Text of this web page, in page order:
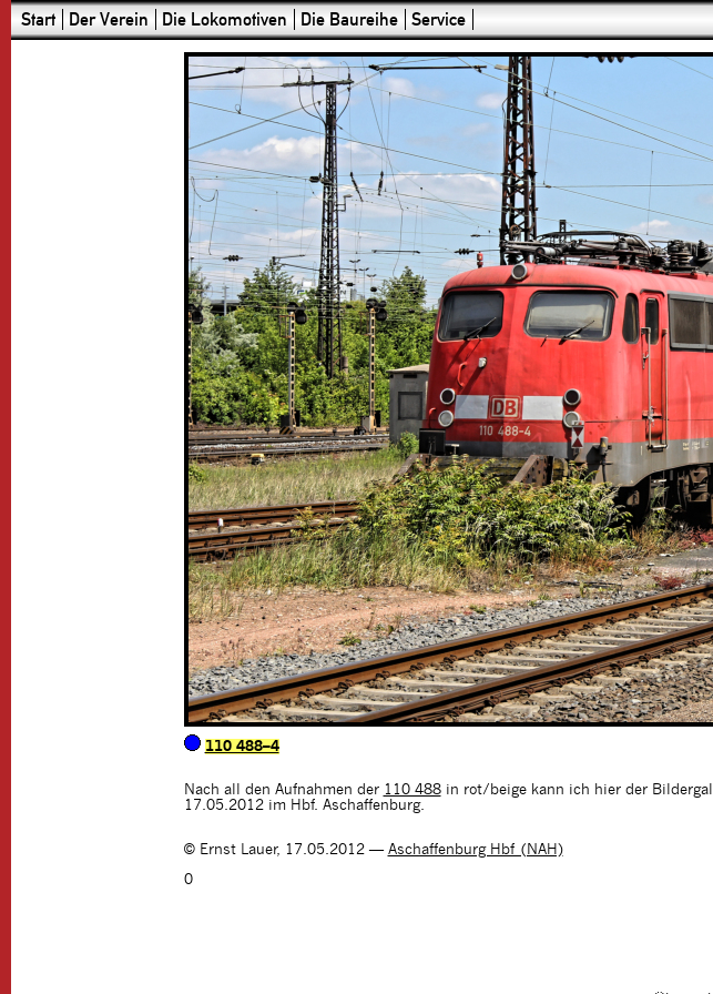
Start Der Verein Die Lokomotiven Die Baureihe Service
110 488–4
Nach all den Aufnahmen der 110 488in rot/beige kann ich hier der
17.05.2012 im Hbf. Aschaffenburg.
© Ernst Lauer, 17.05.2012— Aschaffenburg Hbf (NAH)
0